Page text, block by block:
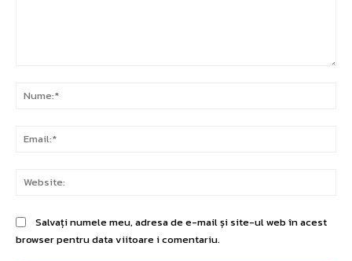
Salvați numele meu, adresa de e-mail și site-ul web în acest
browser pentru data viitoare i comentariu.